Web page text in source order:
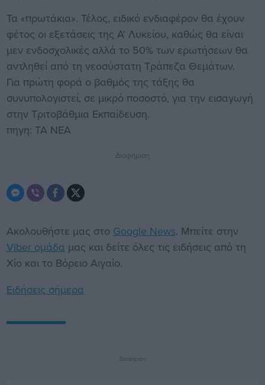
Τα «πρωτάκια». Τέλος, ειδικό ενδιαφέρον θα έχουν
φέτος οι εξετάσεις της Α' Λυκείου, καθώς θα είναι
μεν ενδοσχολικές αλλά το 50% των ερωτήσεων θα
αντληθεί από τη νεοσύστατη Τράπεζα Θεμάτων.
Για πρώτη φορά ο βαθμός της τάξης θα
συνυπολογιστεί, σε μικρό ποσοστό, για την εισαγωγή
στην Τριτοβάθμια Εκπαίδευση.
πηγη: ΤΑ ΝΕΑ
Διαφήμιση
Ακολουθήστε μας στο Google News. Μπείτε στην
Viber ομάδα μας και δείτε όλες τις ειδήσεις από τη
Χίο και το Βόρειο Αιγαίο.
Ειδήσεις σήμερα
Διαφήμιση